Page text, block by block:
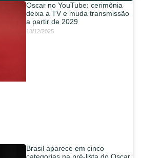
Oscar no YouTube: cerimônia
deixa a TV e muda transmissão
a partir de 2029
18/12/2025
Brasil aparece em cinco